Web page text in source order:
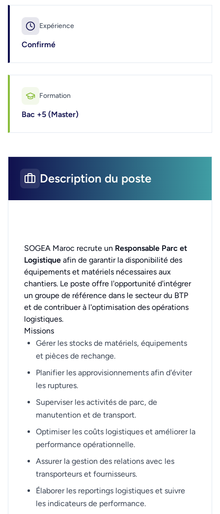
Expérience
Confirmé
Formation
Bac +5 (Master)
Description du poste
SOGEA Maroc recrute un Responsable Parc et
Logistique afin de garantir la disponibilité des
équipements et matériels nécessaires aux
chantiers. Le poste offre l'opportunité d'intégrer
un groupe de référence dans le secteur du BTP
et de contribuer à l'optimisation des opérations
logistiques.
Missions
Gérer les stocks de matériels, équipements
et pièces de rechange.
Planifier les approvisionnements afin d'éviter
les ruptures.
Superviser les activités de parc, de
manutention et de transport.
Optimiser les coûts logistiques et améliorer la
performance opérationnelle.
Assurer la gestion des relations avec les
transporteurs et fournisseurs.
Élaborer les reportings logistiques et suivre
les indicateurs de performance.